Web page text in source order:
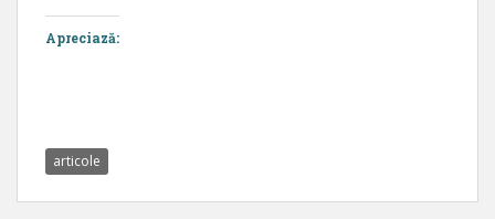
Apreciază:
articole